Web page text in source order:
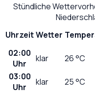
Stündliche
UhrzeitWetter
02:00
Uhr
klar 26°C
03:00
Uhr
klar 25°C